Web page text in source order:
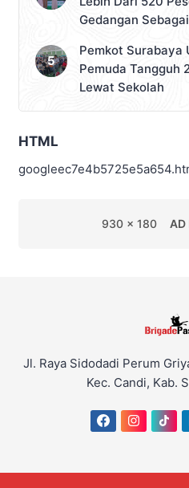
Gedangan
Pemkot Surabaya
Pemuda Tangguh
Lewat Sekolah
HTML
930 x 180 AD
Jl. Raya Sidodadi Perum
Kec. Candi, Kab.